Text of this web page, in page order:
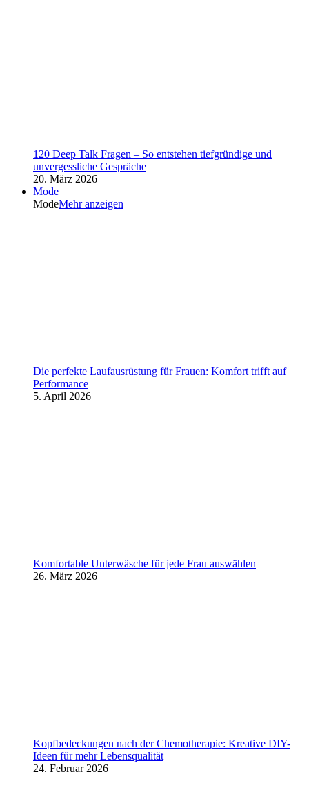
120 Deep Talk Fragen – So entstehen tiefgründige und
unvergessliche Gespräche
20. März 2026
Mode
ModeMehr anzeigen
Die perfekte Laufausrüstung für Frauen: Komfort trifft auf
Performance
5. April 2026
Komfortable Unterwäsche für jede Frau auswählen
26. März 2026
Kopfbedeckungen nach der Chemotherapie: Kreative DIY-
Ideen für mehr Lebensqualität
24. Februar 2026